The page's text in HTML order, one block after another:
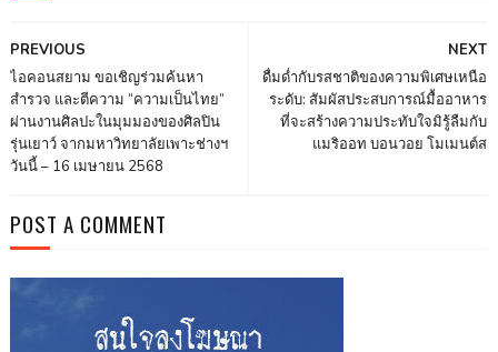
NEXT
ดื่มด่ำกับรสชาติของความพิเศษเหนือ
ระดับ: สัมผัสประสบการณ์มื้ออาหาร
ที่จะสร้างความประทับใจมิรู้ลืมกับ
แมริออท บอนวอย โมเมนต์ส
PREVIOUS
ไอคอนสยาม ขอเชิญร่วมค้นหา
สำรวจ และตีความ “ความเป็นไทย”
ผ่านงานศิลปะในมุมมองของศิลปิน
รุ่นเยาว์ จากมหาวิทยาลัยเพาะช่างฯ
วันนี้ – 16 เมษายน 2568
POST A COMMENT